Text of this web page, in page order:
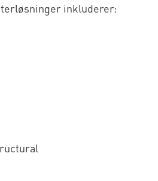
inkluderer: